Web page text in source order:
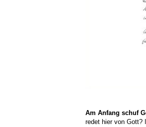
Am Anfang schuf
redet hier von Gott?